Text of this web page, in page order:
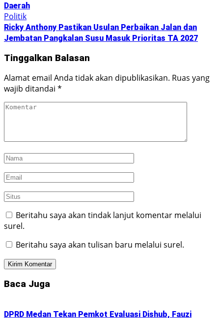
Daerah
Politik
Ricky Anthony Pastikan Usulan Perbaikan Jalan dan
Jembatan Pangkalan Susu Masuk Prioritas TA 2027
Tinggalkan Balasan
Alamat email Anda tidak akan dipublikasikan. Ruas yang
wajib ditandai *
Beritahu saya akan tindak lanjut komentar melalui
surel.
Beritahu saya akan tulisan baru melalui surel.
Baca Juga
DPRD Medan Tekan Pemkot Evaluasi Dishub, Fauzi